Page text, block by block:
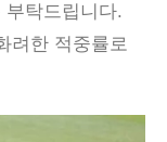
탁드립니다.
려한 적중률로